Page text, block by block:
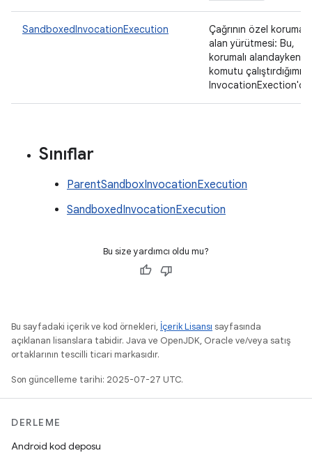
SandboxedInvocationExecution
Çağrının özel korumalı
alan yürütmesi: Bu,
korumalı alandayken
komutu çalıştırdığımız
Sınıflar
ParentSandboxInvocationExecution
SandboxedInvocationExecution
Bu size yardımcı oldu mu?
Bu sayfadaki içerik ve kod örnekleri, İçerik Lisansı sayfasında
açıklanan lisanslara tabidir. Java ve OpenJDK, Oracle ve/veya satış
ortaklarının tescilli ticari markasıdır.
Son güncelleme tarihi: 2025-07-27 UTC.
DERLEME
Android kod deposu